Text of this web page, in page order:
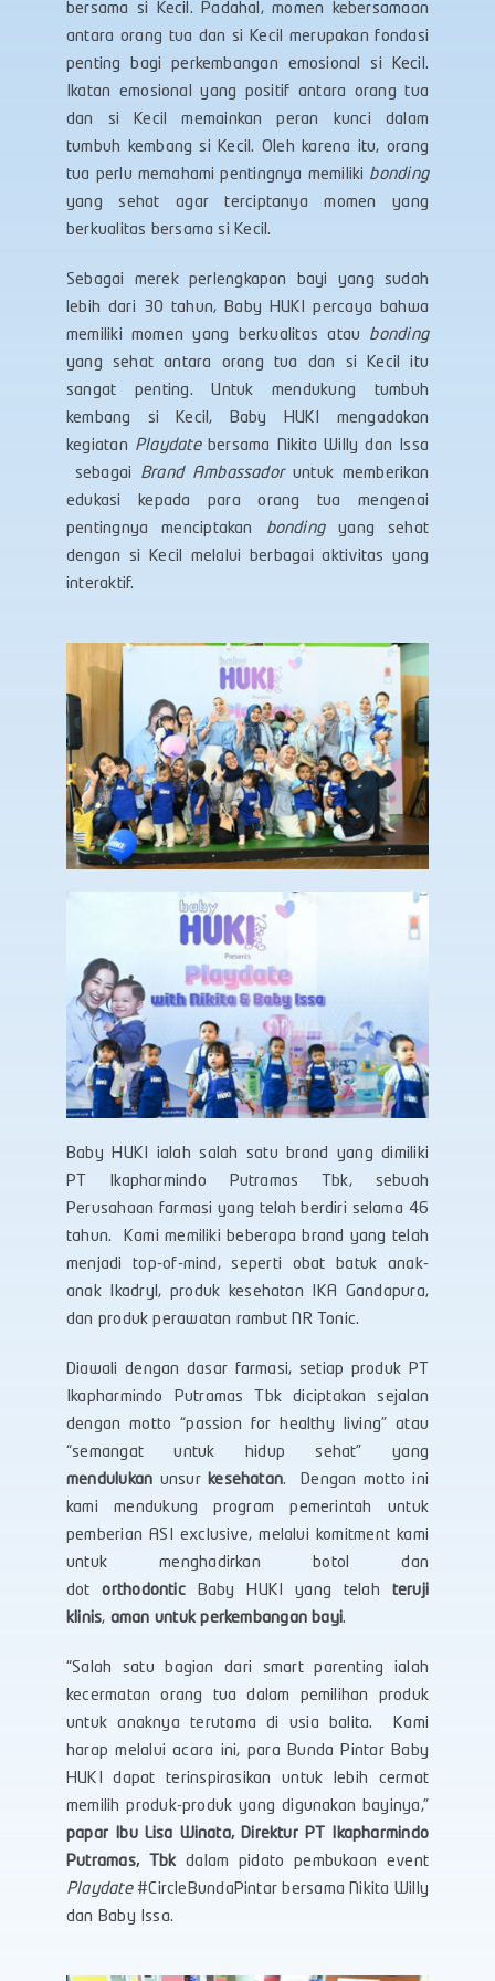
bersama si Kecil. Padahal, momen kebersamaan
antara orang tua dan si Kecil merupakan fondasi
penting bagi perkembangan emosional si Kecil.
Ikatan emosional yang positif antara orang tua
dan si Kecil memainkan peran kunci dalam
tumbuh kembang si Kecil. Oleh karena itu, orang
tua perlu memahami pentingnya memiliki bonding
yang sehat agar terciptanya momen yang
berkualitas bersama si Kecil.
Sebagai merek perlengkapan bayi yang sudah
lebih dari 30 tahun, Baby HUKI percaya bahwa
memiliki momen yang berkualitas atau bonding
yang sehat antara orang tua dan si Kecil itu
sangat penting. Untuk mendukung tumbuh
kembang si Kecil, Baby HUKI mengadakan
kegiatan Playdate bersama Nikita Willy dan Issa
sebagai Brand Ambassadoruntuk memberikan
edukasi kepada para orang tua mengenai
pentingnya menciptakan bondingyang sehat
dengan si Kecil melalui berbagai aktivitas yang
interaktif.
Baby HUKI ialah salah satu brand yang dimiliki
PT Ikapharmindo Putramas Tbk, sebuah
Perusahaan farmasi yang telah berdiri selama 46
tahun. Kami memiliki beberapa brand yang telah
menjadi top-of-mind, seperti obat batuk anak-
anak Ikadryl, produk kesehatan IKA Gandapura,
dan produk perawatan rambut NR Tonic.
Diawali dengan dasar farmasi, setiap produk PT
Ikapharmindo Putramas Tbk diciptakan sejalan
dengan motto “passion for healthy living” atau
“semangat untuk hidup sehat” yang
mendulukan unsurkesehatan. Dengan motto ini
kami mendukung program pemerintah untuk
pemberian ASI exclusive, melalui komitment kami
untuk menghadirkan botol dan
dot orthodonticBaby HUKI yang telah teruji
klinis, aman untuk perkembangan bayi.
“Salah satu bagian dari smart parenting ialah
kecermatan orang tua dalam pemilihan produk
untuk anaknya terutama di usia balita. Kami
harap melalui acara ini, para Bunda Pintar Baby
HUKI dapat terinspirasikan untuk lebih cermat
memilih produk-produk yang digunakan bayinya,”
papar Ibu Lisa Winata, Direktur PT Ikapharmindo
Putramas, Tbkdalam pidato pembukaan event
Playdate#CircleBundaPintar bersama Nikita Willy
dan Baby Issa.